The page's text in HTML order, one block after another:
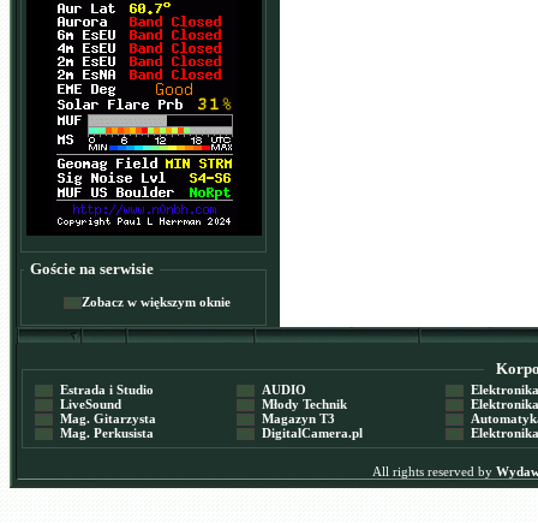
Goście na serwisie
Zobacz w większym oknie
Estrada i Studio
LiveSound
Mag. Gitarzysta
Mag. Perkusista
AUDIO
Młody Technik
Magazyn T3
DigitalCamera.pl
Elektronika
Elektronika
Automatyka
Elektronika
All rights reserved by